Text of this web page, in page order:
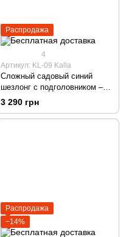
Распродажа
4
Артикул: KL-09 Kalla
Сложный садовый синий
шезлонг с подголовником –
многопозиционный для сада,
террасы и пляжа.
3 290 грн
Распродажа
−14%